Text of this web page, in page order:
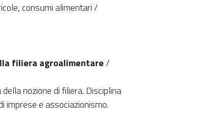
consumi alimentari /
filiera agroalimentare/
nozione di filiera. Disciplina
imprese e associazionismo.